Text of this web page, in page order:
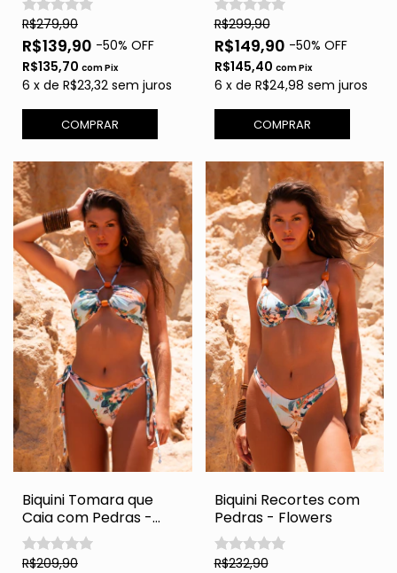
R$279,90
R$139,90 -50% OFF
R$135,70 comPix
6 x de R$23,32 sem juros
COMPRAR
R$299,90
R$149,90 -50% OFF
R$145,40 comPix
6 x de R$24,98 sem juros
COMPRAR
Biquini Tomara que
Caia com Pedras -
Flowers
R$209,90
Biquini Recortes com
Pedras - Flowers
R$232,90